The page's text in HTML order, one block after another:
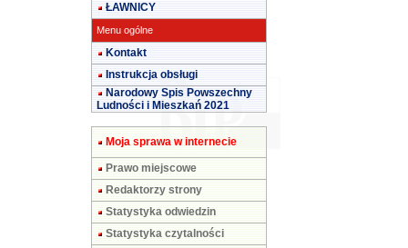
ŁAWNICY
Menu ogólne
Kontakt
Instrukcja obsługi
Narodowy Spis Powszechny
Ludności i Mieszkań 2021
Moja sprawa w internecie
Prawo miejscowe
Redaktorzy strony
Statystyka odwiedzin
Statystyka czytalności